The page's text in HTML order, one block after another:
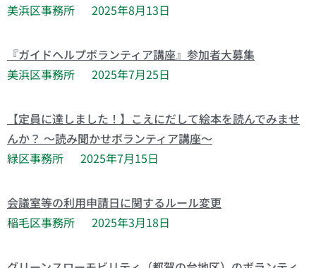
美浜区事務所
2025年8月13日
『ガイドヘルプボランティア講座』参加者大募集
美浜区事務所
2025年7月25日
【定員に達しました！】こえにだして絵本を読んでみませ
んか？ ～読み聞かせボランティア講座～
緑区事務所
2025年7月15日
会議室等の利用申請日に関するルール変更
稲毛区事務所
2025年3月18日